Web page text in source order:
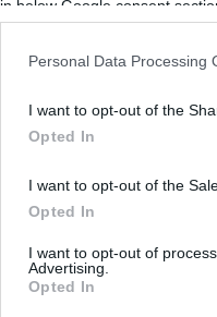
in below Google consent
Personal Data Processing
I want to opt-out of the
Opted In
I want to opt-out of the
Opted In
I want to opt-out of
Advertising.
Opted In